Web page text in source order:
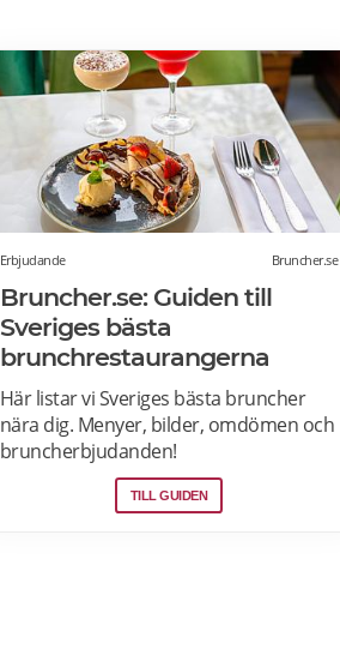
Erbjudande Bruncher.se
Bruncher.se: Guiden till
Sveriges bästa
brunchrestaurangerna
Här listar vi Sveriges bästa bruncher
nära dig. Menyer, bilder, omdömen och
bruncherbjudanden!
TILL GUIDEN